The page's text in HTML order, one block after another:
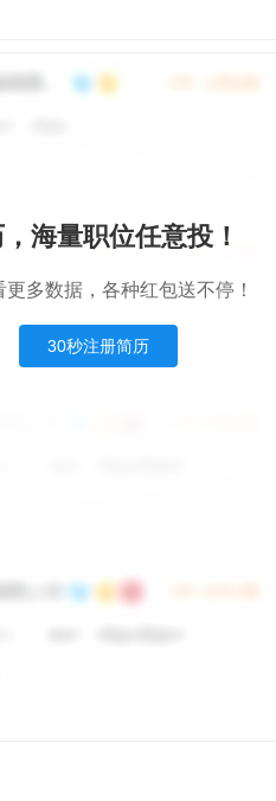
海量职位任意投！
多数据，各种红包送不停！
30秒注册简历